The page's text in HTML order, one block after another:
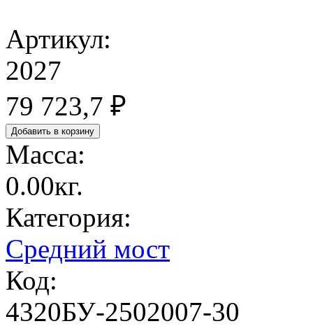
Артикул:
2027
79 723,7 ₽
Масса:
0.00кг.
Категория:
Средний мост
Код:
4320БУ-2502007-30